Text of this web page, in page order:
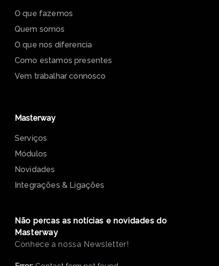
O que fazemos
Quem somos
O que nos diferencia
Como estamos presentes
Vem trabalhar connosco
Masterway
Serviços
Módulos
Novidades
Integrações & Ligações
Não percas as notícias e novidades do
Masterway
Conhece a nossa Newsletter!